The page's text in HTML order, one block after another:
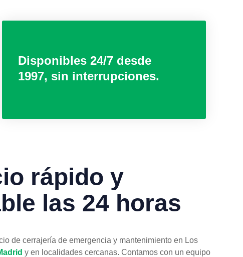
Disponibles 24/7 desde
1997, sin interrupciones.
rápido y
las 24 horas
de cerrajería de emergencia y mantenimiento en Los
y en localidades cercanas. Contamos con un equipo